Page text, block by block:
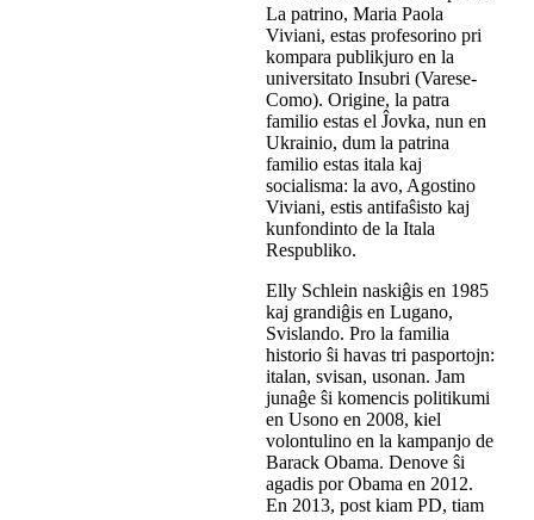
La patrino, Maria Paola
Viviani, estas profesorino pri
kompara publikjuro en la
universitato Insubri (Varese-
Como). Origine, la patra
familio estas el Ĵovka, nun en
Ukrainio, dum la patrina
familio estas itala kaj
socialisma: la avo, Agostino
Viviani, estis antifaŝisto kaj
kunfondinto de la Itala
Respubliko.
Elly Schlein naskiĝis en 1985
kaj grandiĝis en Lugano,
Svislando. Pro la familia
historio ŝi havas tri pasportojn:
italan, svisan, usonan. Jam
junaĝe ŝi komencis politikumi
en Usono en 2008, kiel
volontulino en la kampanjo de
Barack Obama. Denove ŝi
agadis por Obama en 2012.
En 2013, post kiam PD, tiam